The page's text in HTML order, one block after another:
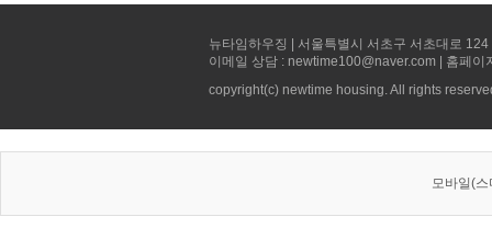
뉴타임하우징 | 서울특별시 서초구 서초대로
이메일 상담 : newtime100@naver.com | 홈페
copyright(c) newtime housing. All rights
모바일(